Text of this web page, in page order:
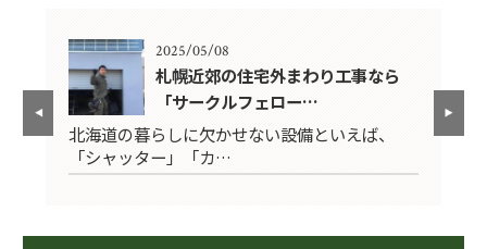
2025/05/08
札幌近郊の住宅外まわり工事なら
「サークルフェロー…
北海道の暮らしに欠かせない設備といえば、
「シャッター」「カ…